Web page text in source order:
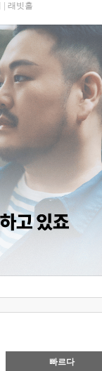
래빗홀
빠르다